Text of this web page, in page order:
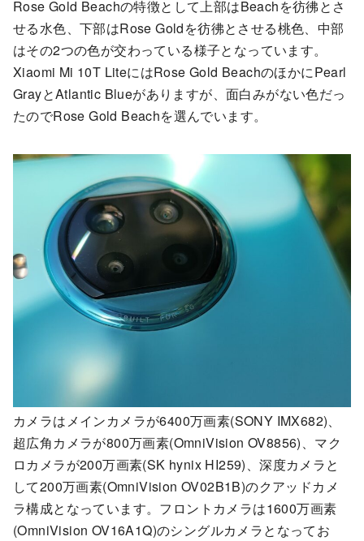
Rose Gold Beachの特徴として上部はBeachを彷彿とさ
せる水色、下部はRose Goldを彷彿とさせる桃色、中部
はその2つの色が交わっている様子となっています。
Xiaomi Mi 10T LiteにはRose Gold BeachのほかにPearl
GrayとAtlantic Blueがありますが、面白みがない色だっ
たのでRose Gold Beachを選んでいます。
カメラはメインカメラが6400万画素(SONY IMX682)、
超広角カメラが800万画素(OmniVision OV8856)、マク
ロカメラが200万画素(SK hynix HI259)、深度カメラと
して200万画素(OmniVision OV02B1B)のクアッドカメ
ラ構成となっています。フロントカメラは1600万画素
(OmniVision OV16A1Q)のシングルカメラとなってお